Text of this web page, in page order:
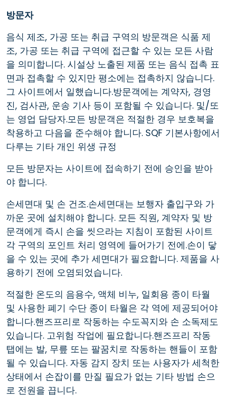
방문자
음식 제조, 가공 또는 취급 구역의 방문객은 식품 제
조, 가공 또는 취급 구역에 접근할 수 있는 모든 사람
을 의미합니다. 시설상 노출된 제품 또는 음식 접촉 표
면과 접촉할 수 있지만 평소에는 접촉하지 않습니다.
그 사이트에서 일했습니다.방문객에는 계약자, 경영
진, 검사관, 운송 기사 등이 포함될 수 있습니다. 및/또
는 영업 담당자.모든 방문객은 적절한 경우 보호복을
착용하고 다음을 준수해야 합니다. SQF 기본사항에서
다루는 기타 개인 위생 규정
모든 방문자는 사이트에 접속하기 전에 승인을 받아
야 합니다.
손세면대 및 손 건조.손세면대는 보행자 출입구와 가
까운 곳에 설치해야 합니다. 모든 직원, 계약자 및 방
문객에게 즉시 손을 씻으라는 지침이 포함된 사이트
각 구역의 포인트 처리 영역에 들어가기 전에.손이 닿
을 수 있는 곳에 추가 세면대가 필요합니다. 제품을 사
용하기 전에 오염되었습니다.
적절한 온도의 음용수, 액체 비누, 일회용 종이 타월
및 사용한 폐기 수단 종이 타월은 각 역에 제공되어야
합니다.핸즈프리로 작동하는 수도꼭지와 손 소독제도
있습니다. 고위험 작업에 필요합니다.핸즈프리 작동
탭에는 발, 무릎 또는 팔꿈치로 작동하는 핸들이 포함
될 수 있습니다. 자동 감지 장치 또는 사용자가 세척한
상태에서 손잡이를 만질 필요가 없는 기타 방법 손으
로 전원을 끕니다.